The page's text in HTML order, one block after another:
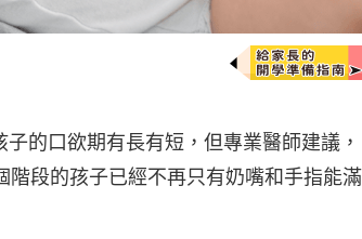
的口欲期有長有短，但專業醫師建議，
段的孩子已經不再只有奶嘴和手指能滿